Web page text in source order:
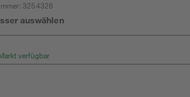
:3254328
auswählen
verfügbar